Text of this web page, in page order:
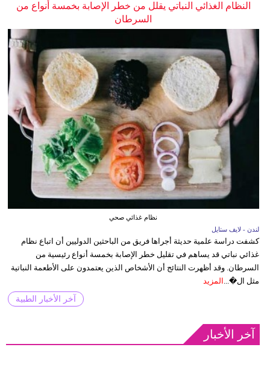
النظام الغذائي النباتي يقلل من خطر الإصابة بخمسة أنواع من
السرطان
نظام غذائي صحي
لندن - لايف ستايل
كشفت دراسة علمية حديثة أجراها فريق من الباحثين الدوليين أن اتباع نظام
غذائي نباتي قد يساهم في تقليل خطر الإصابة بخمسة أنواع رئيسية من
السرطان. وقد أظهرت النتائج أن الأشخاص الذين يعتمدون على الأطعمة النباتية
مثل ال�...
المزيد
آخر الأخبار الطبية
آخر الأخبار